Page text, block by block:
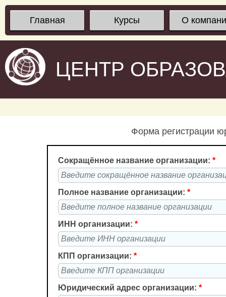
Главная Курсы О
ЦЕНТР
Форма регистрации
Сокращённое название организации: *
Полное название организации: *
ИНН организации: *
КПП организации: *
Юридический адрес организации: *